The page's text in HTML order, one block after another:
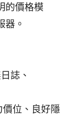
的價格模
器。
誌、
位、良好隱